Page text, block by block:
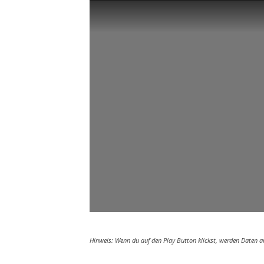
Hinweis: Wenn du auf den Play Button klickst, werden Daten